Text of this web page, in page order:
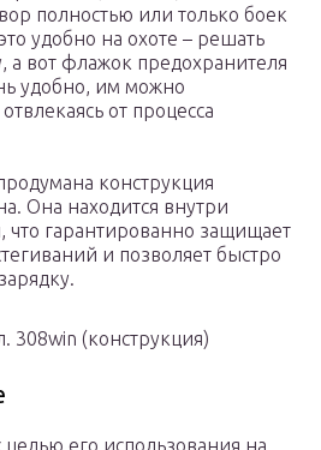
полностью или только боек
удобно на охоте – решать
а вот флажок предохранителя
удобно, им можно
от процесса
конструкция
Она находится внутри
что гарантированно защищает
и позволяет быстро
308win (конструкция)
целью его использования на